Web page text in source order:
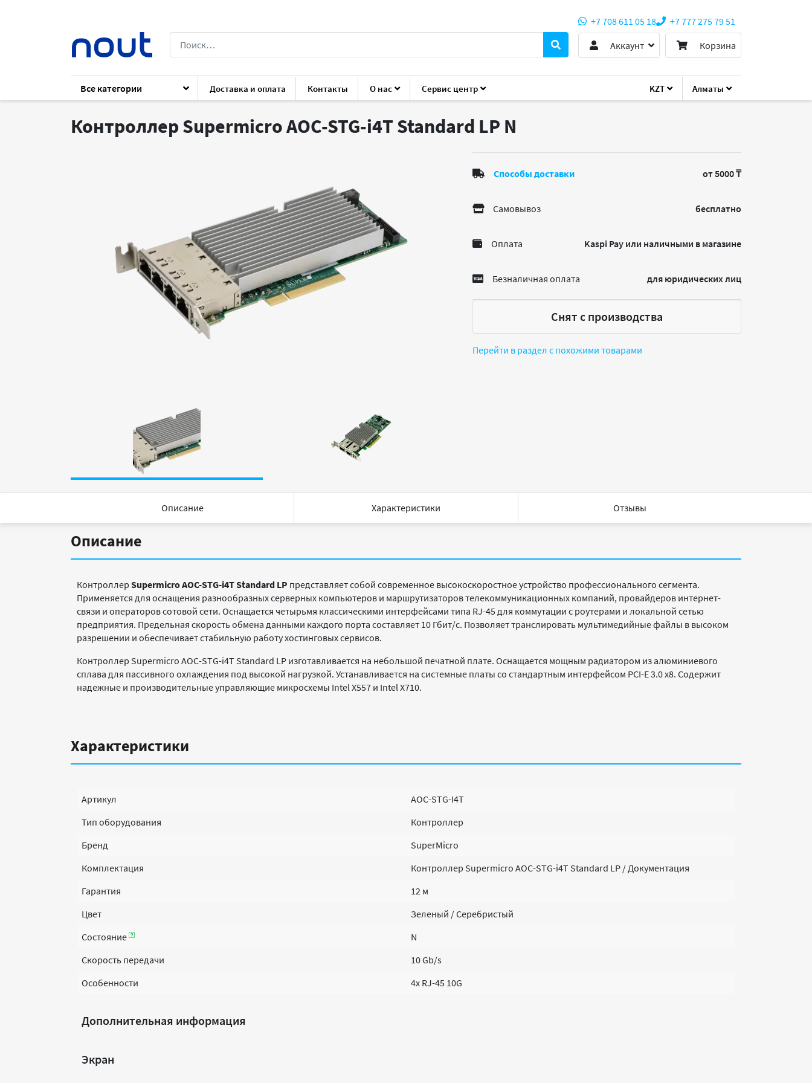
KZT Алматы
+7 708 611 05 18
+7 777 275 79 51
Аккаунт
Корзина
Все категории Доставка и оплата Контакты О нас Сервис центр
Каталог Контроллеры SATA, SCSI, IDE, USB, FireWire, IrDA, COM, LPT Supermicro AOC-STG-i4T Standard LP
Контроллер Supermicro AOC-STG-i4T Standard LP N
Способы доставки от 5000 ₸
Самовывоз бесплатно
Оплата Kaspi Pay или наличными в магазине
Безналичная оплата для юридических лиц
Снят с производства
Перейти в раздел с похожими товарами
Описание Характеристики Отзывы
Описание
Контроллер Supermicro AOC-STG-i4T Standard LP представляет собой современное высокоскоростное устройство профессионального сегмента.
Применяется для оснащения разнообразных серверных компьютеров и маршрутизаторов телекоммуникационных компаний, провайдеров интернет-
связи и операторов сотовой сети. Оснащается четырьмя классическими интерфейсами типа RJ-45 для коммутации с роутерами и локальной сетью
предприятия. Предельная скорость обмена данными каждого порта составляет 10 Гбит/с. Позволяет транслировать мультимедийные файлы в высоком
разрешении и обеспечивает стабильную работу хостинговых сервисов.
Контроллер Supermicro AOC-STG-i4T Standard LP изготавливается на небольшой печатной плате. Оснащается мощным радиатором из алюминиевого
сплава для пассивного охлаждения под высокой нагрузкой. Устанавливается на системные платы со стандартным интерфейсом PCI-E 3.0 x8. Содержит
надежные и производительные управляющие микросхемы Intel X557 и Intel X710.
Характеристики
Артикул
AOC-STG-I4T
Тип оборудования
Контроллер
Бренд
SuperMicro
Комплектация
Контроллер Supermicro AOC-STG-i4T Standard LP / Документация
Гарантия
12 м
Цвет
Зеленый / Серебристый
Состояние
N
Скорость передачи
10 Gb/s
Особенности
4x RJ-45 10G
Дополнительная информация
Экран